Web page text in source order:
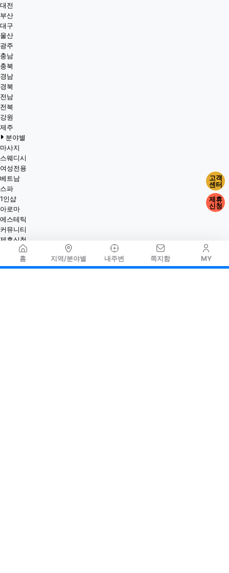
홈 지역/분야별 내주변 쪽지함 MY
대전
부산
대구
울산
광주
충남
충북
경남
경북
전남
전북
강원
제주
분야별
마사지
스웨디시
여성전용
베트남
스파
1인샵
아로마
에스테틱
커뮤니티
제휴신청
고객
센터
제휴
신청